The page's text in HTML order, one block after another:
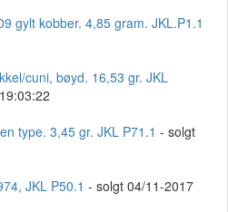
gylt kobber. 4,85 gram. JKL.P1.1
cuni, bøyd. 16,53 gr. JKL
type. 3,45 gr. JKL P71.1 - solgt
JKL P50.1 - solgt 04/11-2017